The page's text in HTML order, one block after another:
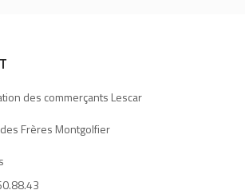
des commerçants Lescar
Frères Montgolfier